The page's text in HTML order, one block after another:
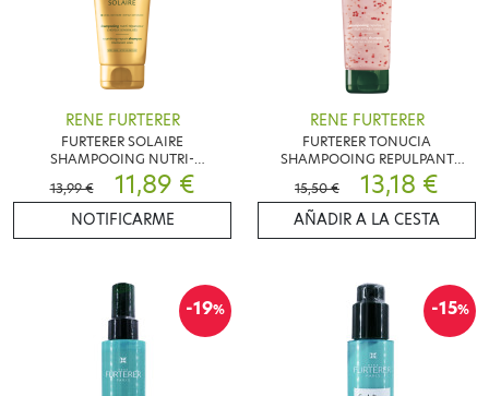
RENE FURTERER
FURTERER SOLAIRE
SHAMPOOING NUTRI-
REPARATEUR 200ML
13,99 € 11,89 €
NOTIFICARME
RENE FURTERER
FURTERER TONUCIA
SHAMPOOING REPULPANT
250ML
15,50 € 13,18 €
AÑADIR A LA CESTA
-19% -15%